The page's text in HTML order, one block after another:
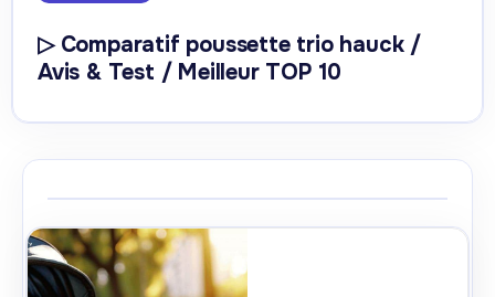
▷ Comparatif poussette trio hauck /
Avis & Test / Meilleur TOP 10